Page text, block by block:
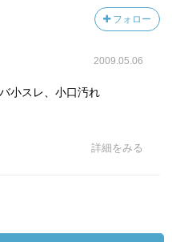
フォロー
2009.05.06
小スレ、小口汚れ
詳細をみる